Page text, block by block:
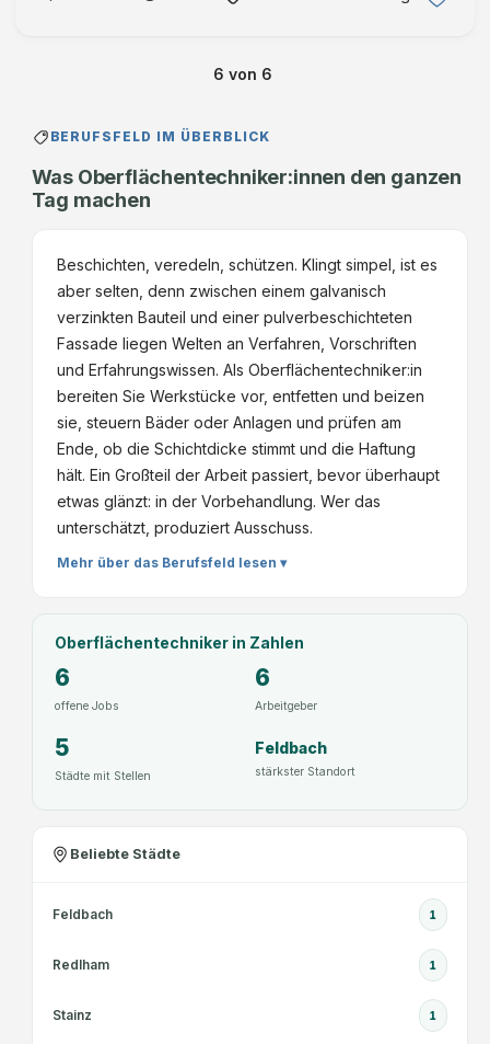
6 von 6
BERUFSFELD IM ÜBERBLICK
Was Oberflächentechniker:innen den ganzen
Tag machen
Beschichten, veredeln, schützen. Klingt simpel, ist es
aber selten, denn zwischen einem galvanisch
verzinkten Bauteil und einer pulverbeschichteten
Fassade liegen Welten an Verfahren, Vorschriften
und Erfahrungswissen. Als Oberflächentechniker:in
bereiten Sie Werkstücke vor, entfetten und beizen
sie, steuern Bäder oder Anlagen und prüfen am
Ende, ob die Schichtdicke stimmt und die Haftung
hält. Ein Großteil der Arbeit passiert, bevor überhaupt
etwas glänzt: in der Vorbehandlung. Wer das
unterschätzt, produziert Ausschuss.
Mehr über das Berufsfeld lesen ▾
Oberflächentechnikerin Zahlen
6
offene Jobs
6
Arbeitgeber
5
Städte mit Stellen
Feldbach
stärkster Standort
Beliebte Städte
Feldbach 1
Redlham 1
Stainz 1